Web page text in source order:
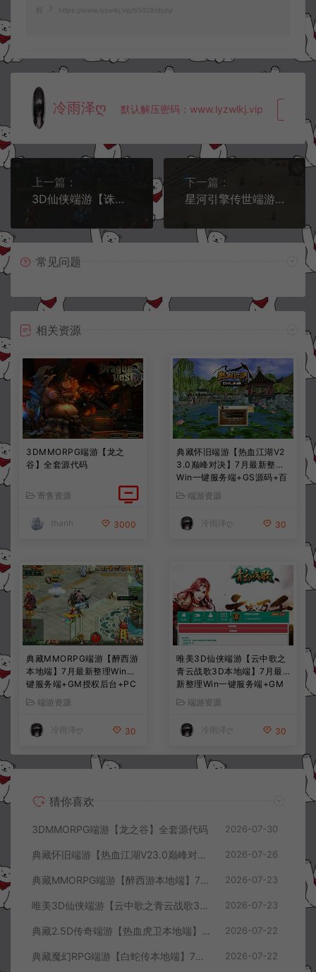
程 https://www.lyzwlkj.vip/55028/dyzy/
冷雨泽ღ 默认解压密码：www.lyzwlkj.vip
上一篇：
3D仙侠端游【诛仙3之情缘诛仙18职业】12月最新整理Linux手工服务端+网页注册+GM工具+PC客户端+详细搭建教程
下一篇：
星河引擎传世端游【江山神武三职业复古版】12月最新整理Win一键服务端+登录器补丁+PC客户端+详细搭建教程
常见问题
相关资源
3DMMORPG端游【龙之
谷】全套源代码
寄售资源
thanh 3000
典藏怀旧端游【热血江湖V2
3.0巅峰对决】7月最新整理
Win一键服务端+GS源码+百
宝阁+在线GM工具+PC客户
端+详细搭建教程
端游资源
冷雨泽ღ 30
典藏MMORPG端游【醉西游
本地端】7月最新整理Win一
键服务端+GM授权后台+PC
客户端+详细搭建教程
端游资源
冷雨泽ღ 30
唯美3D仙侠端游【云中歌之
青云战歌3D本地端】7月最
新整理Win一键服务端+GM
工具+PC客户端+详细搭建教
端游资源
冷雨泽ღ 30
猜你喜欢
3DMMORPG端游【龙之谷】全套源代码 2026-07-30
典藏怀旧端游【热血江湖V23.0巅峰对决】7月最新整理Win一键服务端+GS源码+百宝阁+在线GM工具+PC客户端+详细搭建教程 2026-07-26
典藏MMORPG端游【醉西游本地端】7月最新整理Win一键服务端+GM授权后台+PC客户端+详细搭建教程 2026-07-23
唯美3D仙侠端游【云中歌之青云战歌3D本地端】7月最新整理Win一键服务端+GM工具+PC客户端+详细搭建教程 2026-07-23
典藏2.5D传奇端游【热血虎卫本地端】7月最新整理Win一键服务端+充值教程+PC客户端+详细搭建教程 2026-07-22
典藏魔幻RPG端游【白蛇传本地端】7月最新整理Win一键服务端+GM工具+PC客户端+详细搭建教程 2026-07-22